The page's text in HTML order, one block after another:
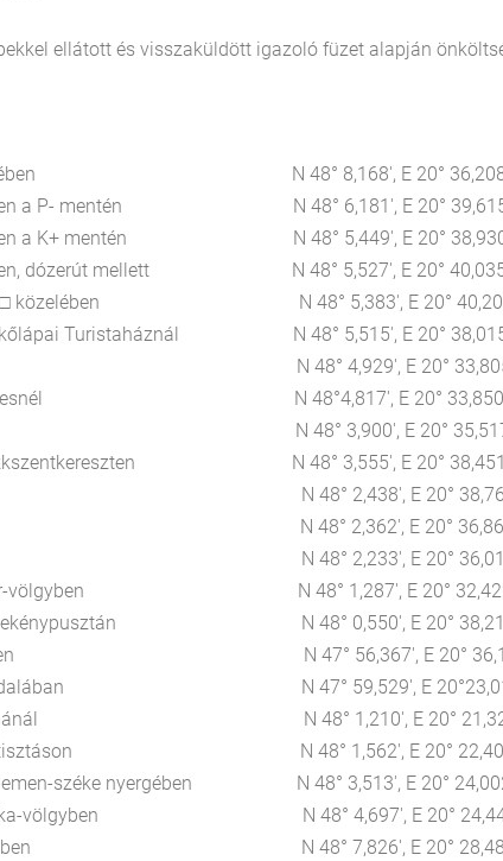
ellátott és visszaküldött igazoló füzet alapján
kút közelében N 48° 8,168', E 20°
a P- mentén N 48° 6,181', E 20°
a K+ mentén N 48° 5,449', E 20°
dózerút mellett N 48° 5,527', E 20°
K□ közelében N 48° 5,383', E 20°
Turistaháznál N 48° 5,515', E 20°
mellett N 48° 4,929', E 20°
fenyvesnél N 48°4,817', E 20°
N 48° 3,900', E 20°
Bükkszentkereszten N 48° 3,555', E 20°
galyán N 48° 2,438', E 20°
Mátrán N 48° 2,362', E 20°
N 48° 2,233', E 20°
a Hór-völgyben N 48° 1,287', E 20°
Bekénypusztán N 48° 0,550', E 20°
közelében N 47° 56,367', E 20°
bérc oldalában N 47° 59,529', E
kápolnánál N 48° 1,210', E 20°
tisztáson N 48° 1,562', E 20°
széke nyergében N 48° 3,513', E 20°
Szalajka-völgyben N 48° 4,697', E 20°
nyeregben N 48° 7,826', E 20°